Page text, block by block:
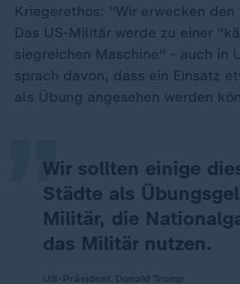
Kriegerethos: "Wir erwecken
Das US-Militär werde zu einer
siegreichen Maschine" - auch in
sprach davon, dass ein Einsatz
als Übung angesehen werden
Wir sollten einige
Städte als
Militär, die
das Militär nutzen.
„